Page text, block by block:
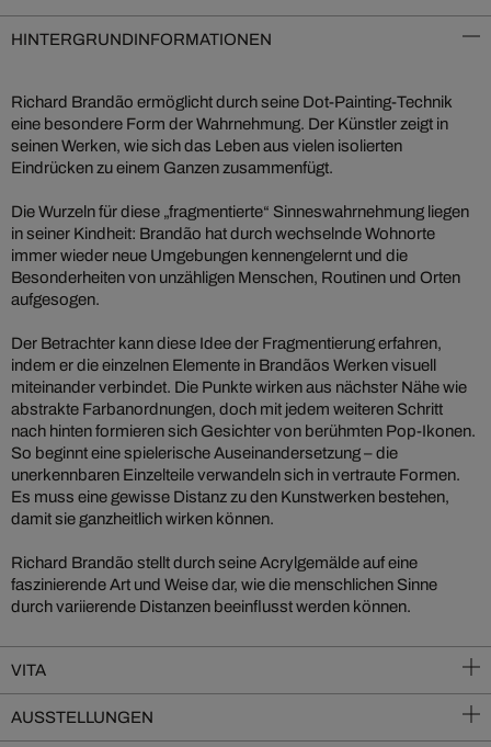
HINTERGRUNDINFORMATIONEN
Richard Brandão ermöglicht durch seine Dot-Painting-Technik
eine besondere Form der Wahrnehmung. Der Künstler zeigt in
seinen Werken, wie sich das Leben aus vielen isolierten
Eindrücken zu einem Ganzen zusammenfügt.
Die Wurzeln für diese „fragmentierte“ Sinneswahrnehmung liegen
in seiner Kindheit: Brandão hat durch wechselnde Wohnorte
immer wieder neue Umgebungen kennengelernt und die
Besonderheiten von unzähligen Menschen, Routinen und Orten
aufgesogen.
Der Betrachter kann diese Idee der Fragmentierung erfahren,
indem er die einzelnen Elemente in Brandãos Werken visuell
miteinander verbindet. Die Punkte wirken aus nächster Nähe wie
abstrakte Farbanordnungen, doch mit jedem weiteren Schritt
nach hinten formieren sich Gesichter von berühmten Pop-Ikonen.
So beginnt eine spielerische Auseinandersetzung – die
unerkennbaren Einzelteile verwandeln sich in vertraute Formen.
Es muss eine gewisse Distanz zu den Kunstwerken bestehen,
damit sie ganzheitlich wirken können.
Richard Brandão stellt durch seine Acrylgemälde auf eine
faszinierende Art und Weise dar, wie die menschlichen Sinne
durch variierende Distanzen beeinflusst werden können.
VITA
AUSSTELLUNGEN